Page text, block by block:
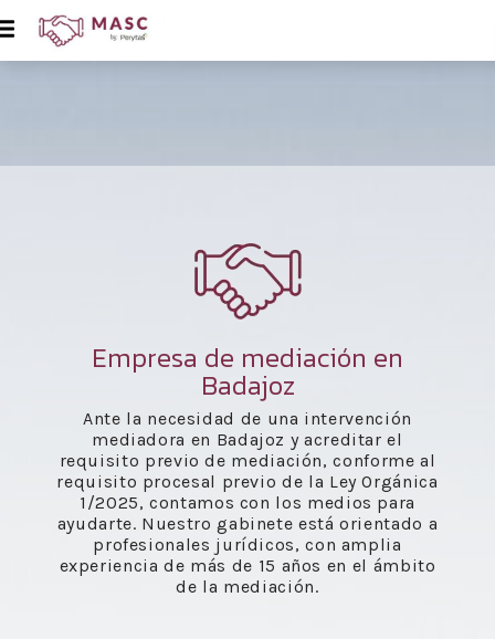
Empresa de mediación en
Badajoz
Ante la necesidad de una intervención
mediadora en Badajoz y acreditar el
requisito previo de mediación, conforme al
requisito procesal previo de la Ley Orgánica
1/2025, contamos con los medios para
ayudarte. Nuestro gabinete está orientado a
profesionales jurídicos, con amplia
experiencia de más de 15 años en el ámbito
de la mediación.